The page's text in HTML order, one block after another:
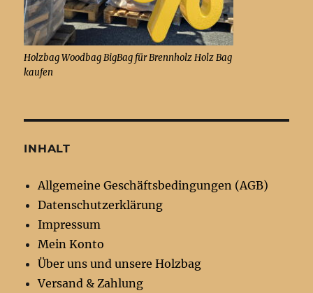
Holzbag Woodbag BigBag für Brennholz Holz Bag
kaufen
INHALT
Allgemeine Geschäftsbedingungen (AGB)
Datenschutzerklärung
Impressum
Mein Konto
Über uns und unsere Holzbag
Versand & Zahlung